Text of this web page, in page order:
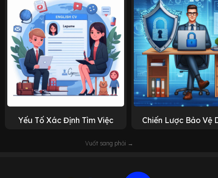
Yếu Tố Xác Định Tìm Việc Chiến Lược Bảo Vệ
Vuốt sang phải →